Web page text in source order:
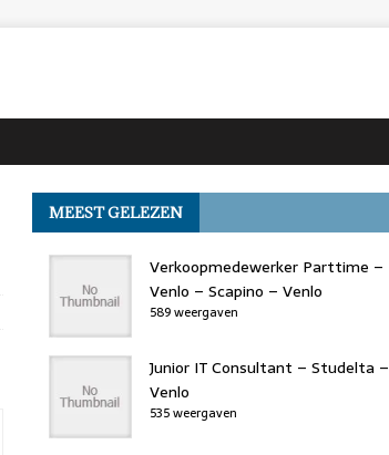
MEEST GELEZEN
Verkoopmedewerker Parttime –
Venlo – Scapino – Venlo
589 weergaven
Junior IT Consultant – Studelta –
Venlo
535 weergaven